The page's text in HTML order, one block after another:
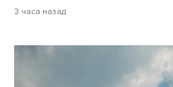
3 часа назад